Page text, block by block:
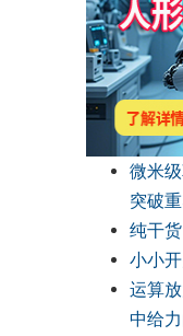
微米
突破
纯干
小小
运算
中给